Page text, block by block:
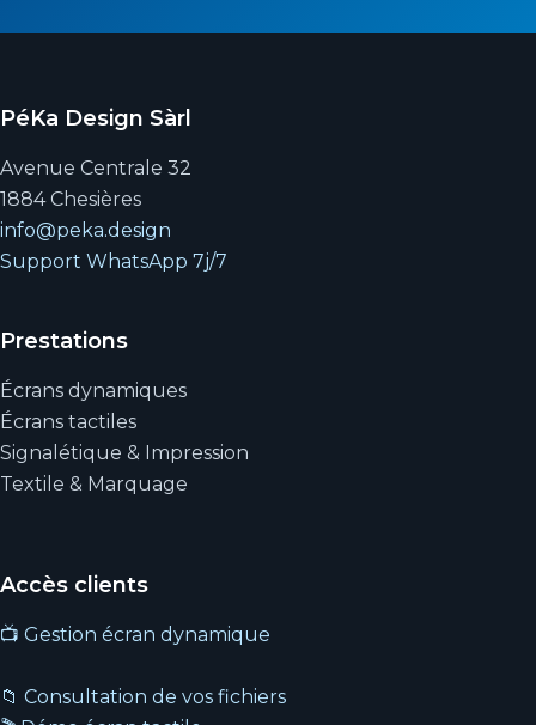
PéKa Design Sàrl
Avenue Centrale 32
1884 Chesières
info@peka.design
Support WhatsApp 7j/7
Prestations
Écrans dynamiques
Écrans tactiles
Signalétique & Impression
Textile & Marquage
Accès clients
📺 Gestion écran dynamique
📁 Consultation de vos fichiers